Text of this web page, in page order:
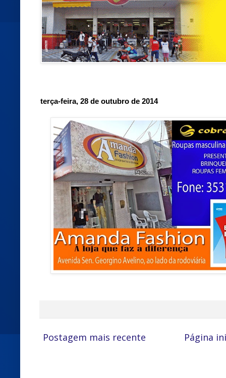
terça-feira, 28 de outubro de 2014
Postagem mais recente Página